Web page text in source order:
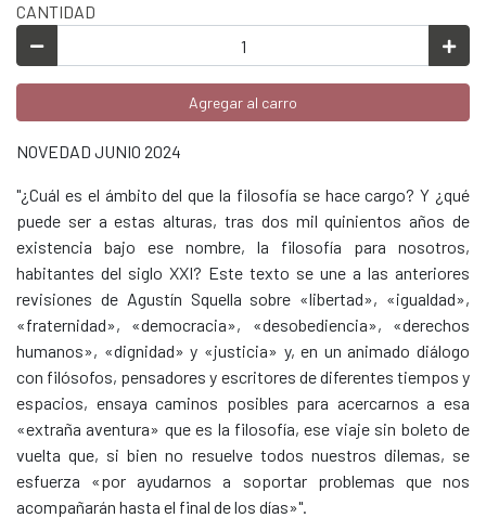
CANTIDAD
Agregar al carro
NOVEDAD JUNIO 2024
"¿Cuál es el ámbito del que la filosofía se hace cargo? Y ¿qué
puede ser a estas alturas, tras dos mil quinientos años de
existencia bajo ese nombre, la filosofía para nosotros,
habitantes del siglo XXI? Este texto se une a las anteriores
revisiones de Agustín Squella sobre «libertad», «igualdad»,
«fraternidad», «democracia», «desobediencia», «derechos
humanos», «dignidad» y «justicia» y, en un animado diálogo
con filósofos, pensadores y escritores de diferentes tiempos y
espacios, ensaya caminos posibles para acercarnos a esa
«extraña aventura» que es la filosofía, ese viaje sin boleto de
vuelta que, si bien no resuelve todos nuestros dilemas, se
esfuerza «por ayudarnos a soportar problemas que nos
acompañarán hasta el final de los días»".